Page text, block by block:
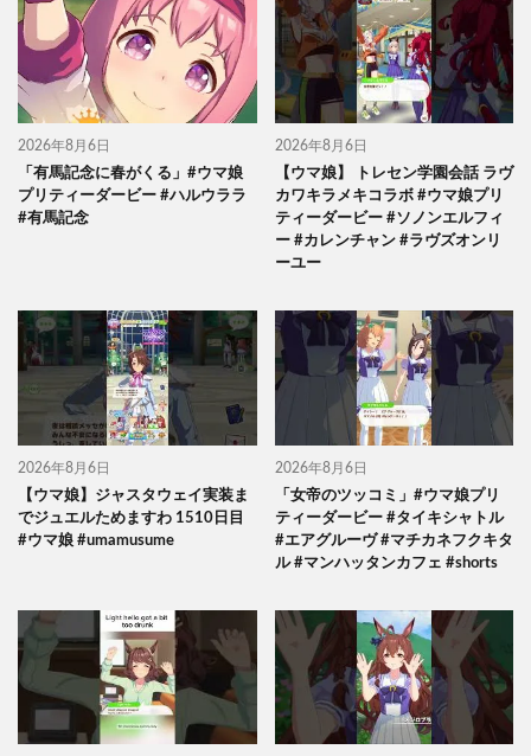
2026年8月6日
「有馬記念に春がくる」#ウマ娘
プリティーダービー #ハルウララ
#有馬記念
2026年8月6日
【ウマ娘】 トレセン学園会話 ラヴ
カワキラメキコラボ #ウマ娘プリ
ティーダービー #ソノンエルフィ
ー #カレンチャン #ラヴズオンリ
ーユー
2026年8月6日
【ウマ娘】ジャスタウェイ実装ま
でジュエルためますわ 1510日目
#ウマ娘 #umamusume
2026年8月6日
「女帝のツッコミ」#ウマ娘プリ
ティーダービー #タイキシャトル
#エアグルーヴ #マチカネフクキタ
ル #マンハッタンカフェ #shorts